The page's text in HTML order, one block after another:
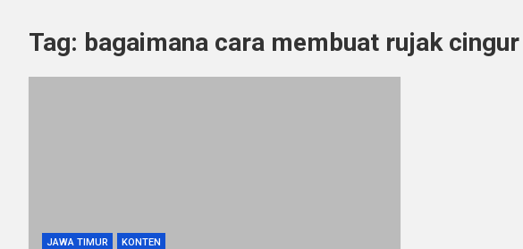
Tag: bagaimana cara membuat rujak cingur
JAWA TIMUR KONTEN